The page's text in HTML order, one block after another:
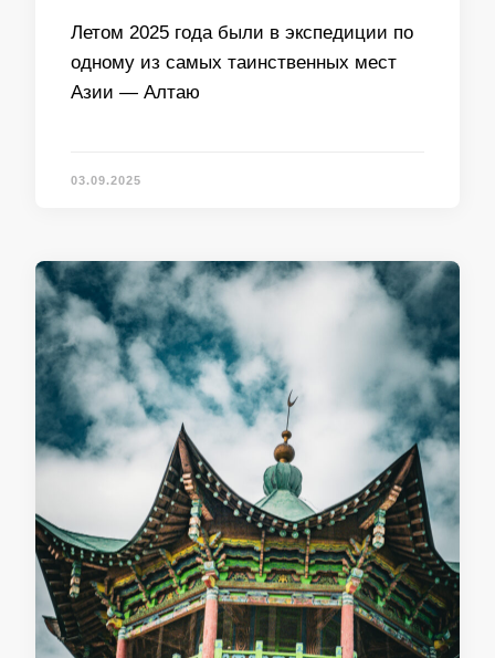
Летом 2025 года были в экспедиции по
одному из самых таинственных мест
Азии — Алтаю
03.09.2025